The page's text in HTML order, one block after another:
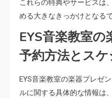
これらの特典やサービスは
める大きなきっかけとなる
EYS音楽教室の
予約方法とス
EYS音楽教室の楽器プレゼ
ルに関する具体的な情報は